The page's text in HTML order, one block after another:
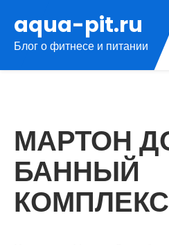
содержимому
aqua-pit.ru
Блог о фитнесе и питании
МАРТОН
БАННЫЙ
КОМПЛЕКС